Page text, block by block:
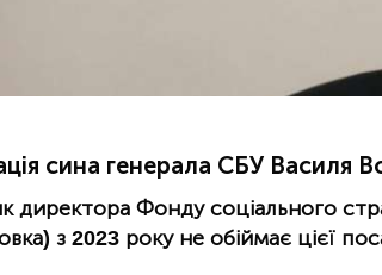
сина генерала СБУ Василя
директора Фонду соціального
з 2023 року не обіймає цієї